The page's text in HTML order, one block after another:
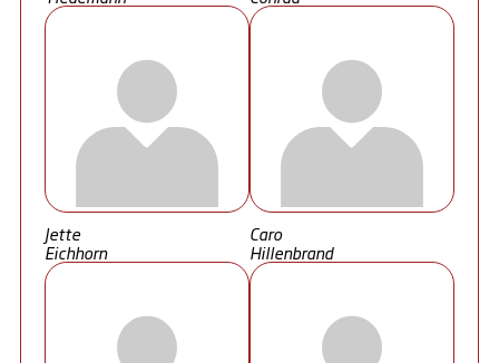
Jette
Eichhorn
Caro
Hillenbrand